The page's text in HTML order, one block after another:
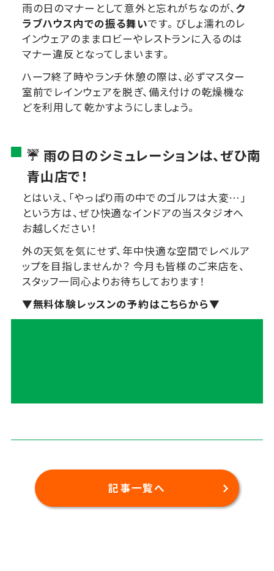
雨の日のマナーとして意外と忘れがちなのが、ク
ラブハウス内での振る舞いです。 びしょ濡れのレ
インウェアのままロビーやレストランに入るのは
マナー違反となってしまいます。
ハーフ終了時やランチ休憩の際は、必ずマスター
室前でレインウェアを脱ぎ、備え付けの乾燥機な
どを利用して乾かすようにしましょう。
☔ 雨の日のシミュレーションは、ぜひ南
青山店で！
とはいえ、「やっぱり雨の中でのゴルフは大変…」
という方は、ぜひ快適なインドアの当スタジオへ
お越しください！
外の天気を気にせず、年中快適な空間でレベルア
ップを目指しませんか？ 今月も皆様のご来店を、
スタッフ一同心よりお待ちしております！
▼無料体験レッスンの予約はこちらから▼
記事一覧へ